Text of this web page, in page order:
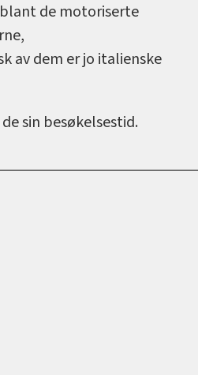
de motoriserte
av dem er jo italienske
sin besøkelsestid.